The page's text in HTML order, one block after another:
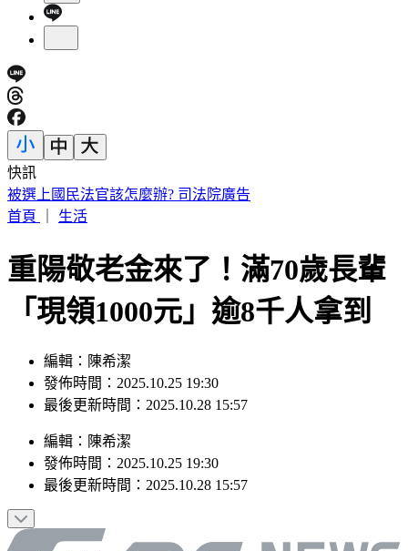
快訊
高雄老闆暖心收留更生人「險全家遭割喉」 12歲兒機智護親
首頁
生活
重陽敬老金來了！滿70歲長輩
「現領1000元」逾8千人拿到
編輯：陳希潔
發佈時間：2025.10.25 19:30
最後更新時間：2025.10.28 15:57
編輯 ： 陳希潔
發佈時間： 2025.10.25 19:30
最後更新時間： 2025.10.28 15:57